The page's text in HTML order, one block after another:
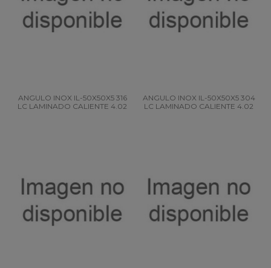
ANGULO INOX IL-50X50X5 316
LC LAMINADO CALIENTE 4.02
ANGULO INOX IL-50X50X5 304
LC LAMINADO CALIENTE 4.02